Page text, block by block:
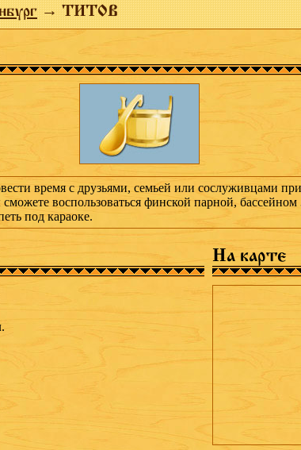
→ ТИТОВ
время с друзьями, семьей или сослуживцами
воспользоваться финской парной,
под караоке.
На карте